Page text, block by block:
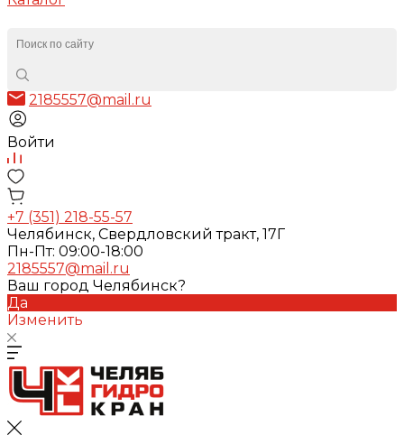
2185557@mail.ru
Войти
+7 (351) 218-55-57
Челябинск, Свердловский тракт, 17Г
Пн-Пт: 09:00-18:00
2185557@mail.ru
Ваш город Челябинск?
Да
Изменить